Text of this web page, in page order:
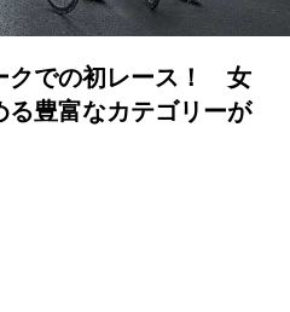
クでの初レース！ 女
豊富なカテゴリーが